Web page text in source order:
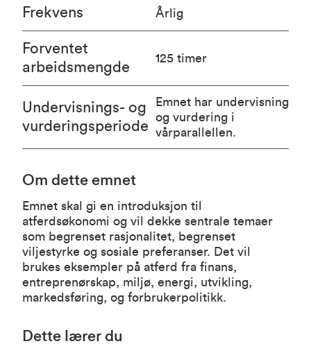
Om dette emnet
Emnet skal gi en introduksjon til
atferdsøkonomi og vil dekke sentrale temaer
som begrenset rasjonalitet, begrenset
viljestyrke og sosiale preferanser. Det vil
brukes eksempler på atferd fra finans,
entreprenørskap, miljø, energi, utvikling,
markedsføring, og forbrukerpolitikk.
Dette lærer du
Frekvens Årlig
Forventet
arbeidsmengde
125 timer
Undervisnings- og
vurderingsperiode
Emnet har undervisning
og vurdering i
vårparallellen.